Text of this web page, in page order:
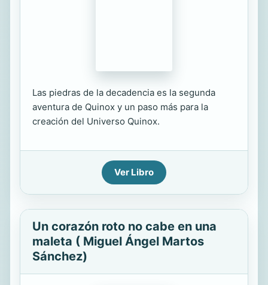
Las piedras de la decadencia es la segunda
aventura de Quinox y un paso más para la
creación del Universo Quinox.
Ver Libro
Un corazón roto no cabe en una
maleta ( Miguel Ángel Martos
Sánchez)